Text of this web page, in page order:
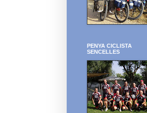
PENYA CICLISTA
SENCELLES